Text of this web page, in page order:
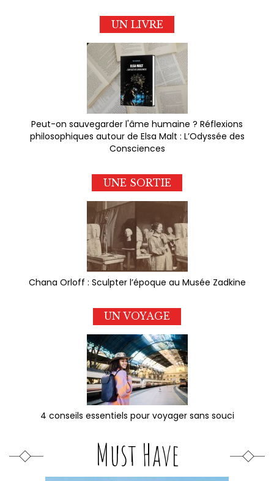
UN LIVRE
Peut-on sauvegarder l'âme humaine ? Réflexions
philosophiques autour de Elsa Malt : L’Odyssée des
Consciences
UNE SORTIE
Chana Orloff : Sculpter l’époque au Musée Zadkine
UN VOYAGE
4 conseils essentiels pour voyager sans souci
Must Have